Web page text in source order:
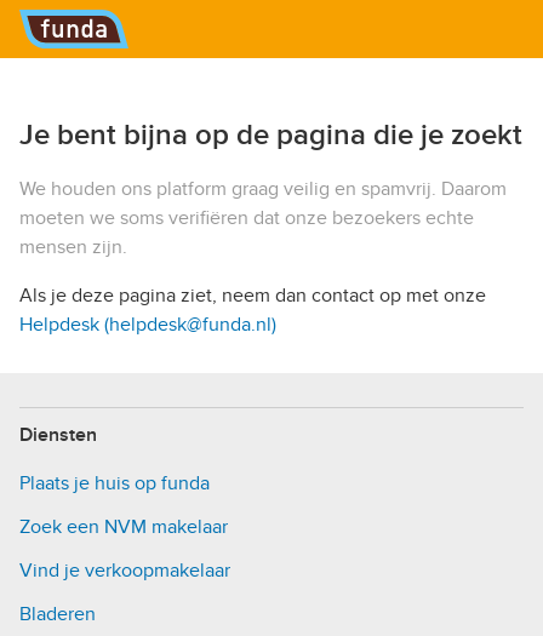
Hoofdmenu
Je bent bijna op de pagina die je zoekt
We houden ons platform graag veilig en spamvrij. Daarom
moeten we soms verifiëren dat onze bezoekers echte
mensen zijn.
Als je deze pagina ziet, neem dan contact op met onze
Helpdesk (helpdesk@funda.nl)
Diensten
Plaats je huis op funda
Zoek een NVM makelaar
Vind je verkoopmakelaar
Bladeren